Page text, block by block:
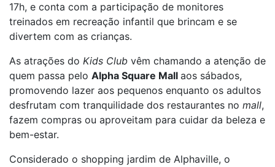
17h, e conta com a participação de monitores
treinados em recreação infantil que brincam e se
divertem com as crianças.
As atrações do Kids Club vêm chamando a atenção de
quem passa pelo Alpha Square Mall aos sábados,
promovendo lazer aos pequenos enquanto os adultos
desfrutam com tranquilidade dos restaurantes no mall,
fazem compras ou aproveitam para cuidar da beleza e
bem-estar.
Considerado o shopping jardim de Alphaville, o